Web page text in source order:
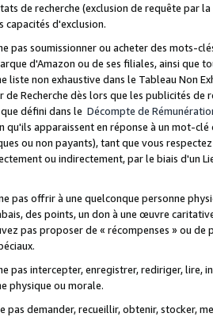
de recherche (exclusion de requête
capacités d'exclusion.
pas soumissionner ou acheter des mots-
d'Amazon ou de ses filiales, ainsi que
liste non exhaustive dans le Tableau Non
Recherche dès lors que les publicités de
défini dans le Décompte de
qu'ils apparaissent en réponse à un mot-
ou non payants), tant que vous
ou indirectement, par le biais d'un
pas offrir à une quelconque personne
des points, un don à une œuvre
pas proposer de « récompenses » ou
pas intercepter, enregistrer, rediriger,
physique ou morale.
pas demander, recueillir, obtenir, stocker,